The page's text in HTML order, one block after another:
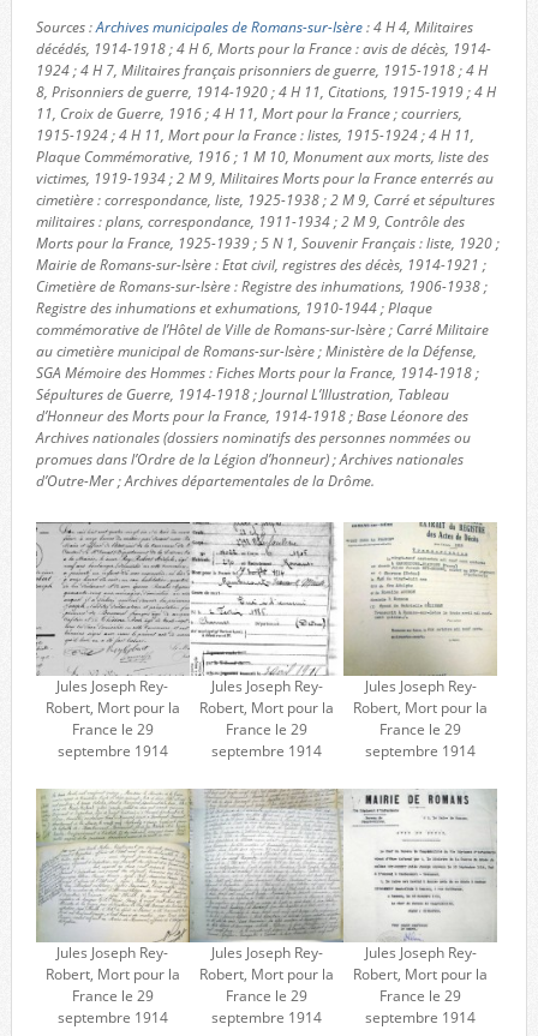
Sources :Archives municipales de Romans-sur-Isère: 4 H 4, Militaires
décédés, 1914-1918 ; 4 H 6, Morts pour la France : avis de décès, 1914-
1924 ; 4 H 7, Militaires français prisonniers de guerre, 1915-1918 ; 4 H
8, Prisonniers de guerre, 1914-1920 ; 4 H 11, Citations, 1915-1919 ; 4 H
11, Croix de Guerre, 1916 ; 4 H 11, Mort pour la France ; courriers,
1915-1924 ; 4 H 11, Mort pour la France : listes, 1915-1924 ; 4 H 11,
Plaque Commémorative, 1916 ; 1 M 10, Monument aux morts, liste des
victimes, 1919-1934 ; 2 M 9, Militaires Morts pour la France enterrés au
cimetière : correspondance, liste, 1925-1938 ; 2 M 9, Carré et sépultures
militaires : plans, correspondance, 1911-1934 ; 2 M 9, Contrôle des
Morts pour la France, 1925-1939 ; 5 N 1, Souvenir Français : liste, 1920 ;
Mairie de Romans-sur-Isère : Etat civil, registres des décès, 1914-1921 ;
Cimetière de Romans-sur-Isère : Registre des inhumations, 1906-1938 ;
Registre des inhumations et exhumations, 1910-1944 ; Plaque
commémorative de l’Hôtel de Ville de Romans-sur-Isère ; Carré Militaire
au cimetière municipal de Romans-sur-Isère ; Ministère de la Défense,
SGA Mémoire des Hommes : Fiches Morts pour la France, 1914-1918 ;
Sépultures de Guerre, 1914-1918 ; Journal L’Illustration, Tableau
d’Honneur des Morts pour la France, 1914-1918 ; Base Léonore des
Archives nationales (dossiers nominatifs des personnes nommées ou
promues dans l’Ordre de la Légion d’honneur) ; Archives nationales
d’Outre-Mer ; Archives départementales de la Drôme.
Jules Joseph Rey-
Robert, Mort pour la
France le 29
septembre 1914
Jules Joseph Rey-
Robert, Mort pour la
France le 29
septembre 1914
Jules Joseph Rey-
Robert, Mort pour la
France le 29
septembre 1914
Jules Joseph Rey-
Robert, Mort pour la
France le 29
septembre 1914
Jules Joseph Rey-
Robert, Mort pour la
France le 29
septembre 1914
Jules Joseph Rey-
Robert, Mort pour la
France le 29
septembre 1914